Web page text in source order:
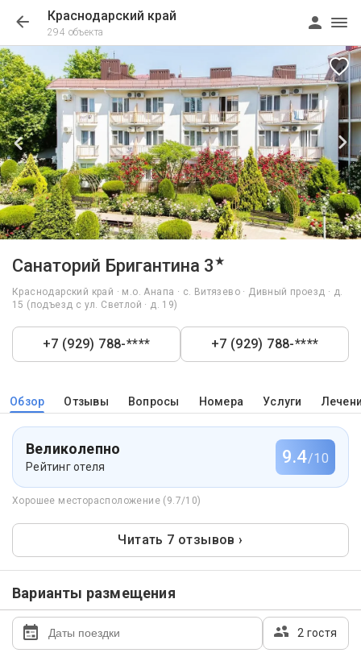
Краснодарский край
294 объекта
Санаторий Бригантина 3★
Краснодарский край · м.о. Анапа · с. Витязево · Дивный проезд · д.
15 (подъезд с ул. Светлой · д. 19)
+7 (929) 788-**** +7 (929) 788-****
Обзор Отзывы Вопросы Номера Услуги
Великолепно
Рейтинг отеля 9.4/10
Хорошее месторасположение (9.7/10)
Читать 7 отзывов ›
Варианты размещения
2 гостя